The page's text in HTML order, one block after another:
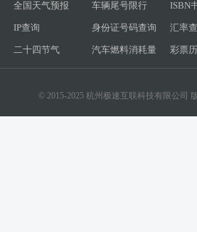
全国天气预报 车辆尾号限行 ISBN
IP查询 身份证号码查询 汇率
二十四节气 汽车燃料消耗量 彩票
© 2015-2025 杭州极速互联科技有限公司